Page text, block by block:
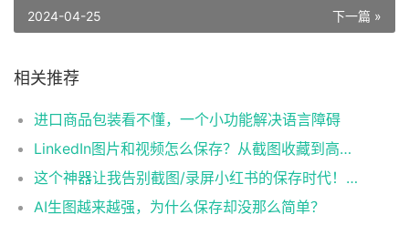
下一篇 »
2024-04-25
相关推荐
进口商品包装看不懂，一个小功能解决语言障碍
LinkedIn图片和视频怎么保存？从截图收藏到高清素材整理的方法
这个神器让我告别截图/录屏小红书的保存时代！真的香~
AI生图越来越强，为什么保存却没那么简单？